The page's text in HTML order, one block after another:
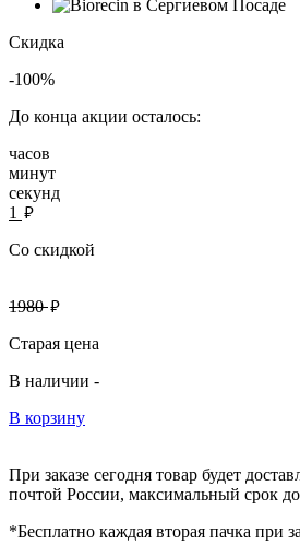
Скидка
-100%
До конца акции осталось:
часов
минут
секунд
1 руб.
Со скидкой
1980руб.
Старая цена
В наличии -
В корзину
При заказе сегодня товар будет
почтой России, максимальный срок
*Бесплатно каждая вторая пачка при